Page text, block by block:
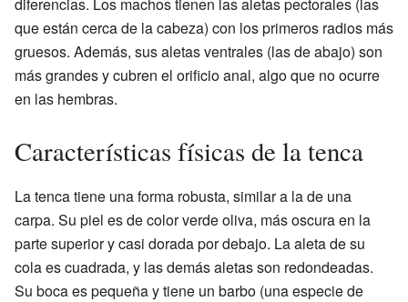
diferencias. Los machos tienen las aletas pectorales (las
que están cerca de la cabeza) con los primeros radios más
gruesos. Además, sus aletas ventrales (las de abajo) son
más grandes y cubren el orificio anal, algo que no ocurre
en las hembras.
Características físicas de la tenca
La tenca tiene una forma robusta, similar a la de una
carpa. Su piel es de color verde oliva, más oscura en la
parte superior y casi dorada por debajo. La aleta de su
cola es cuadrada, y las demás aletas son redondeadas.
Su boca es pequeña y tiene un barbo (una especie de